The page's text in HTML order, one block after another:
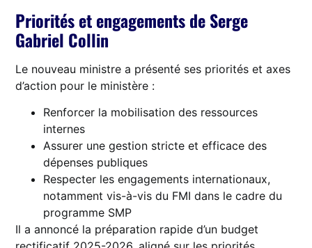
Priorités et engagements de Serge
Gabriel Collin
Le nouveau ministre a présenté ses priorités et axes
d’action pour le ministère :
Renforcer la mobilisation des ressources
internes
Assurer une gestion stricte et efficace des
dépenses publiques
Respecter les engagements internationaux,
notamment vis-à-vis du FMI dans le cadre du
programme SMP
Il a annoncé la préparation rapide d’un budget